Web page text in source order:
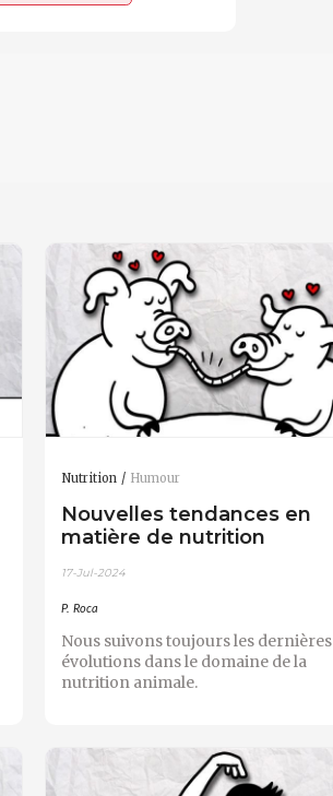
Nutrition Humour
Nouvelles tendances en
matière de nutrition
17-Jul-2024
P. Roca
Nous suivons toujours les dernières
évolutions dans le domaine de la
nutrition animale.